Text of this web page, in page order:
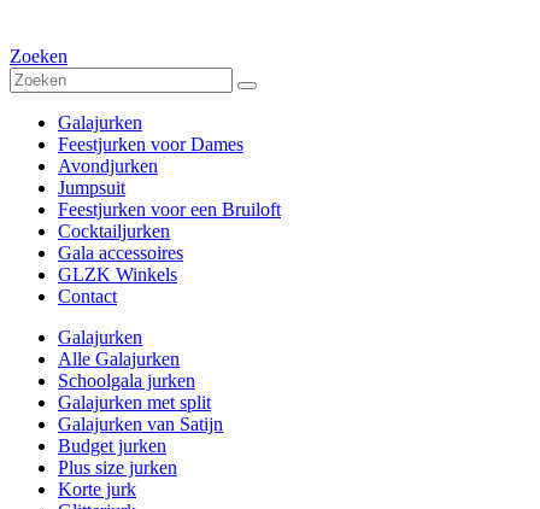
Zoeken
Galajurken
Feestjurken voor Dames
Avondjurken
Jumpsuit
Feestjurken voor een Bruiloft
Cocktailjurken
Gala accessoires
GLZK Winkels
Contact
Galajurken
Alle Galajurken
Schoolgala jurken
Galajurken met split
Galajurken van Satijn
Budget jurken
Plus size jurken
Korte jurk